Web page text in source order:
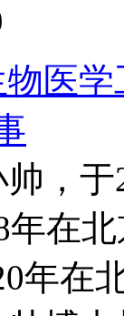
医
，
年在
年在